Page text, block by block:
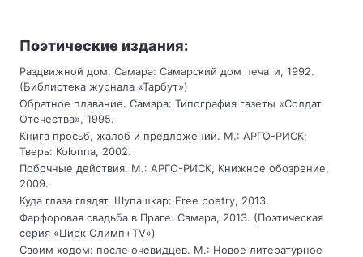
Поэтические издания:
Раздвижной дом. Самара: Самарский дом печати, 1992.
(Библиотека журнала «Тарбут»)
Обратное плавание. Самара: Типография газеты «Солдат
Отечества», 1995.
Книга просьб, жалоб и предложений. М.: АРГО-РИСК;
Тверь: Kolonna, 2002.
Побочные действия. М.: АРГО-РИСК, Книжное обозрение,
2009.
Куда глаза глядят. Шупашкар: Free poetry, 2013.
Фарфоровая свадьба в Праге. Самара, 2013. (Поэтическая
серия «Цирк Олимп+TV»)
Своим ходом: после очевидцев. М.: Новое литературное